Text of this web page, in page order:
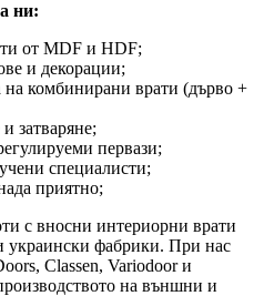
ни:
от MDF и HDF;
и декорации;
комбинирани врати (дърво +
затваряне;
первази;
специалисти;
приятно;
с вносни интериорни врати
украински фабрики. При нас
Classen, Variodoor и
на външни и